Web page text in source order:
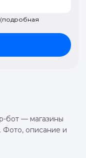
(подробная
бот — магазины
описание и